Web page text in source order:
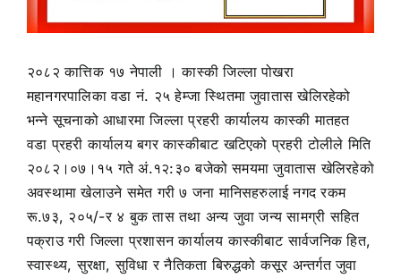
२०८२ कात्तिक १७ नेपाली । कास्की जिल्ला पोखरा
महानगरपालिका वडा नं. २५ हेम्जा स्थितमा जुवातास खेलिरहेको
भन्ने सूचनाको आधारमा जिल्ला प्रहरी कार्यालय कास्की मातहत
वडा प्रहरी कार्यालय बगर कास्कीबाट खटिएको प्रहरी टोलीले मिति
२०८२।०७।१५ गते अं.१२:३० बजेको समयमा जुवातास खेलिरहेको
अवस्थामा खेलाउने समेत गरी ७ जना मानिसहरुलाई नगद रकम
रू.७३, २०५/-र ४ बुक तास तथा अन्य जुवा जन्य सामग्री सहित
पक्राउ गरी जिल्ला प्रशासन कार्यालय कास्कीबाट सार्वजनिक हित,
स्वास्थ्य, सुरक्षा, सुविधा र नैतिकता बिरुद्धको कसूर अन्तर्गत जुवा